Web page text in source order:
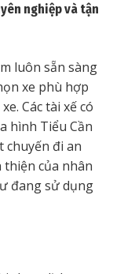
nghiệp và tận
luôn sẵn sàng
xe phù hợp
Các tài xế có
hình Tiểu Cần
chuyến đi an
của nhân
đang sử dụng